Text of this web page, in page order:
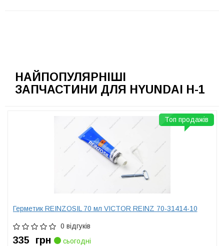
НАЙПОПУЛЯРНІШІ
ЗАПЧАСТИНИ ДЛЯ HYUNDAI H-1
Герметик REINZOSIL 70 мл VICTOR REINZ 70-31414-10
0 відгуків
335 грн
сьогодні
Топ продажів